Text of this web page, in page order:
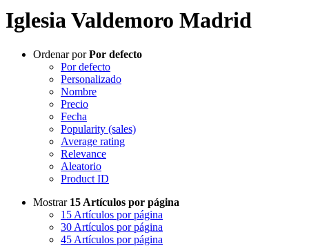
Iglesia Valdemoro Madrid
Ordenar porPor defecto
Por defecto
Personalizado
Nombre
Precio
Fecha
Popularity (sales)
Average rating
Relevance
Aleatorio
Product ID
Mostrar 15 Artículos por página
15 Artículos por página
30 Artículos por página
45 Artículos por página